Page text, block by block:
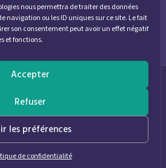
nous permettra de traiter des données
navigation ou les ID uniques sur ce site. Le fait
son consentement peut avoir un effet négatif
et fonctions.
Accepter
Refuser
les préférences
de confidentialité
Provence — Pharmacie des Bastides